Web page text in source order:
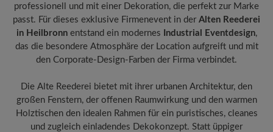
professionell und mit einer Dekoration, die perfekt zur Marke
passt. Für dieses exklusive Firmenevent in der Alten Reederei
in Heilbronnentstand ein modernes Industrial Eventdesign,
das die besondere Atmosphäre der Location aufgreift und mit
den Corporate-Design-Farben der Firma verbindet.
Die Alte Reederei bietet mit ihrer urbanen Architektur, den
großen Fenstern, der offenen Raumwirkung und den warmen
Holztischen den idealen Rahmen für ein puristisches, cleanes
und zugleich einladendes Dekokonzept. Statt üppiger